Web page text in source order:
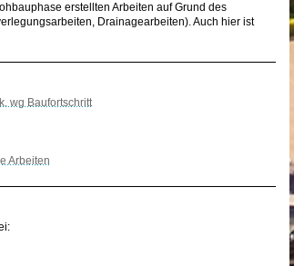
erstellten Arbeiten auf Grund des
Drainagearbeiten). Auch hier ist
wg Baufortschritt
Arbeiten